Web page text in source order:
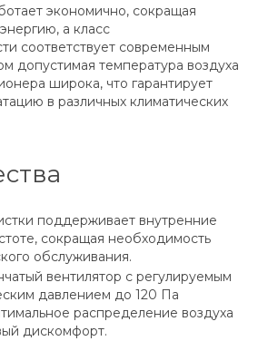
экономично, сокращая
а класс
соответствует современным
допустимая температура воздуха
широка, что гарантирует
в различных климатических
поддерживает внутренние
сокращая необходимость
обслуживания.
вентилятор с регулируемым
давлением до 120 Па
распределение воздуха
дискомфорт.